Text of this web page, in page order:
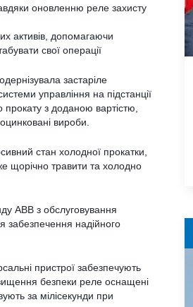
оновленню реле захисту
активів, допомагаючи
свої операції
застаріле
управління на підстанції
з доданою вартістю,
вироби.
стан холодної прокатки,
щорічно травити та холодно
ABB з обслуговування
забезпечення надійного
пристрої забезпечують
безпеки реле оснащені
за мілісекунди при